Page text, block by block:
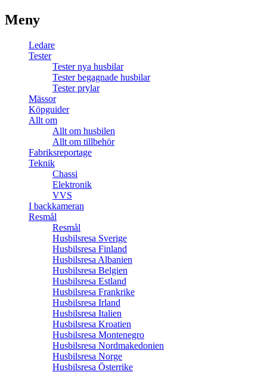
Meny
Ledare
Tester
Tester nya husbilar
Tester begagnade husbilar
Tester prylar
Mässor
Köpguider
Allt om
Allt om husbilen
Allt om tillbehör
Fabriksreportage
Teknik
Chassi
Elektronik
VVS
I backkameran
Resmål
Resmål
Husbilsresa Sverige
Husbilsresa Finland
Husbilsresa Albanien
Husbilsresa Belgien
Husbilsresa Estland
Husbilsresa Frankrike
Husbilsresa Irland
Husbilsresa Italien
Husbilsresa Kroatien
Husbilsresa Montenegro
Husbilsresa Nordmakedonien
Husbilsresa Norge
Husbilsresa Österrike